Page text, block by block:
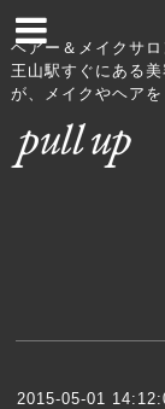
ヘアー＆メイクサ
王山駅すぐにある
が、メイクやヘア
2015-05-01